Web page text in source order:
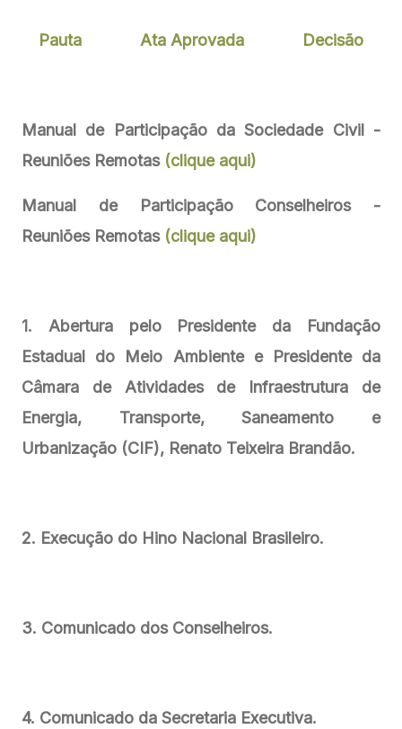
Pauta Ata Aprovada Decisão
Manual de Participação da Sociedade Civil -
Reuniões Remotas (clique aqui)
Manual de Participação Conselheiros -
Reuniões Remotas (clique aqui)
1. Abertura pelo Presidente da Fundação
Estadual do Meio Ambiente e Presidente da
Câmara de Atividades de Infraestrutura de
Energia, Transporte, Saneamento e
Urbanização (CIF), Renato Teixeira Brandão.
2. Execução do Hino Nacional Brasileiro.
3. Comunicado dos Conselheiros.
4. Comunicado da Secretaria Executiva.